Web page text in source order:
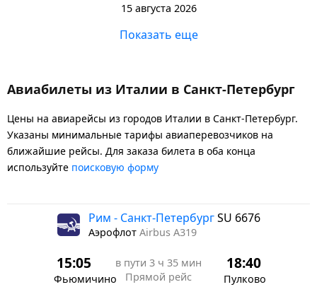
15 августа 2026
Показать еще
Авиабилеты из Италии в Санкт-Петербург
Цены на авиарейсы из городов Италии в Санкт-Петербург.
Указаны минимальные тарифы авиаперевозчиков на
ближайшие рейсы. Для заказа билета в оба конца
используйте поисковую форму
Рим - Санкт-ПетербургSU 6676
Аэрофлот Airbus A319
15:05
Фьюмичино
в пути 3 ч 35 мин
Прямой рейс
18:40
Пулково